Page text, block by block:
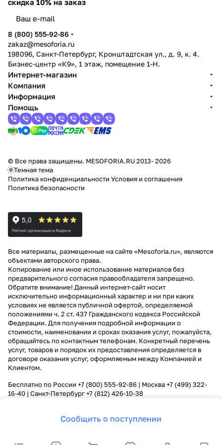
Сообщить о поступлении
скидка 10% на заказ
8 (800) 555-92-86
zakaz@mesoforia.ru
198096, Санкт-Петербург, Кронштадтская ул., д. 9, к. 4.
Бизнес-центр «К9», 1 этаж, помещение 1-Н.
Интернет-магазин
Компания
Информация
Помощь
© Все права защищены. MESOFORIA.RU 2013- 2026
Темная тема
Политика конфиденциальности Условия и соглашения
Политика безопасности
Все материалы, размещенные на сайте «Mesoforia.ru», являются
объектами авторского права.
Копирование или иное использование материалов без
предварительного согласия правообладателя запрещено.
Обратите внимание! Данный интернет-сайт носит
исключительно информационный характер и ни при каких
условиях не является публичной офертой, определяемой
положениями ч. 2 ст. 437 Гражданского кодекса Российской
Федерации. Для получения подробной информации о
стоимости, наименовании и сроках оказания услуг, пожалуйста,
обращайтесь по контактным телефонам. Конкретный перечень
услуг, товаров и порядок их предоставления определяется в
договоре оказания услуг, оформляемым между Компанией и
Клиентом.
Бесплатно по России +7 (800) 555-92-86 | Москва+7 (499) 322-
16-40 | Санкт-Петербург+7 (812) 426-10-38